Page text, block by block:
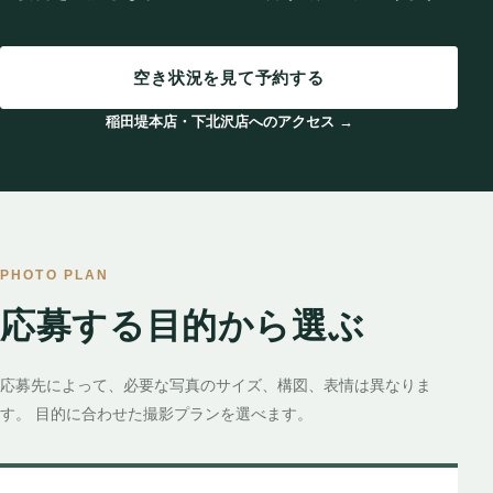
空き状況を見て予約する
稲田堤本店・下北沢店へのアクセス →
PHOTO PLAN
応募する目的から選ぶ
応募先によって、必要な写真のサイズ、構図、表情は異なりま
す。 目的に合わせた撮影プランを選べます。